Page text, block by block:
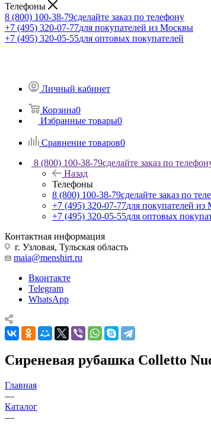
Телефоны
8 (800) 100-38-79сделайте заказ по телефону
+7 (495) 320-07-77для покупателей из Москвы
+7 (495) 320-05-55для оптовых покупателей
Личный кабинет
Корзина0
Избранные товары0
Сравнение товаров0
8 (800) 100-38-79сделайте заказ по
Назад
Телефоны
8 (800) 100-38-79сделайте заказ по
+7 (495) 320-07-77для покупателей
+7 (495) 320-05-55для оптовых
Контактная информация
г. Узловая, Тульская область
maia@menshirt.ru
Вконтакте
Telegram
WhatsApp
Сиреневая рубашка Colletto
Главная
—
Каталог
—